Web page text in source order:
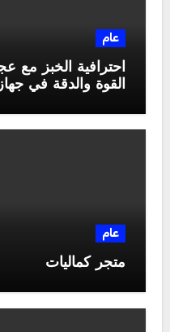
عام
القوة والدقة في
عام
متجر كماليات